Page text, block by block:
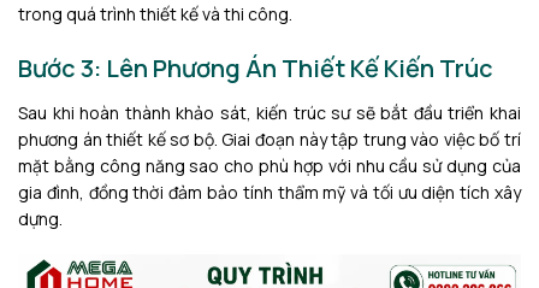
trong quá trình thiết kế và thi công.
Bước 3: Lên Phương Án Thiết Kế Kiến Trúc
Sau khi hoàn thành khảo sát, kiến trúc sư sẽ bắt đầu triển khai
phương án thiết kế sơ bộ. Giai đoạn này tập trung vào việc bố trí
mặt bằng công năng sao cho phù hợp với nhu cầu sử dụng của
gia đình, đồng thời đảm bảo tính thẩm mỹ và tối ưu diện tích xây
dựng.